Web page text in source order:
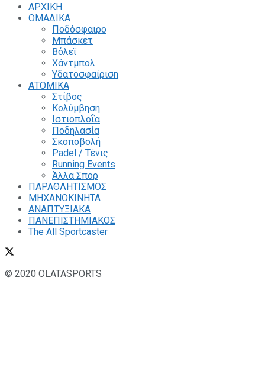
ΑΡΧΙΚΗ
ΟΜΑΔΙΚΑ
Ποδόσφαιρο
Μπάσκετ
Βόλεϊ
Χάντμπολ
Υδατοσφαίριση
ΑΤΟΜΙΚΑ
Στίβος
Κολύμβηση
Ιστιοπλοΐα
Ποδηλασία
Σκοποβολή
Padel / Τένις
Running Events
Άλλα Σπορ
ΠΑΡΑΘΛΗΤΙΣΜΟΣ
ΜΗΧΑΝΟΚΙΝΗΤΑ
ΑΝΑΠΤΥΞΙΑΚΑ
ΠΑΝΕΠΙΣΤΗΜΙΑΚΟΣ
The All Sportcaster
© 2020 OLATASPORTS